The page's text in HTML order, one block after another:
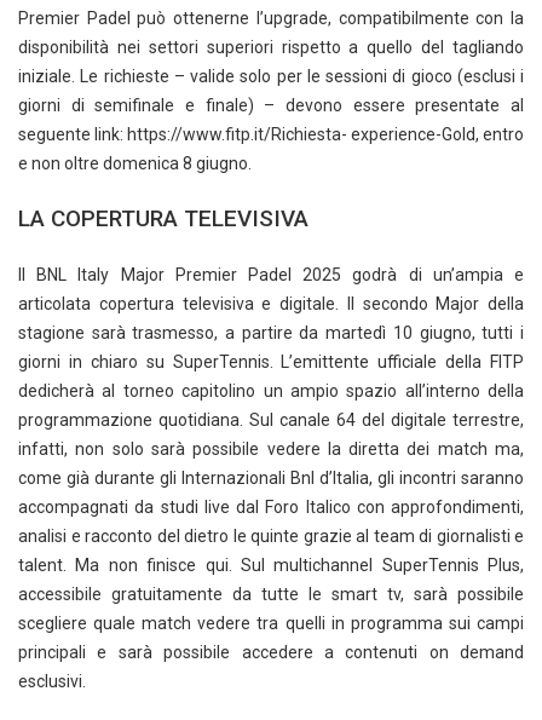
Premier Padel può ottenerne l’upgrade, compatibilmente con la
disponibilità nei settori superiori rispetto a quello del tagliando
iniziale. Le richieste – valide solo per le sessioni di gioco (esclusi i
giorni di semifinale e finale) – devono essere presentate al
seguente link: https://www.fitp.it/Richiesta- experience-Gold, entro
e non oltre domenica 8 giugno.
LA COPERTURA TELEVISIVA
Il BNL Italy Major Premier Padel 2025 godrà di un’ampia e
articolata copertura televisiva e digitale. Il secondo Major della
stagione sarà trasmesso, a partire da martedì 10 giugno, tutti i
giorni in chiaro su SuperTennis. L’emittente ufficiale della FITP
dedicherà al torneo capitolino un ampio spazio all’interno della
programmazione quotidiana. Sul canale 64 del digitale terrestre,
infatti, non solo sarà possibile vedere la diretta dei match ma,
come già durante gli Internazionali Bnl d’Italia, gli incontri saranno
accompagnati da studi live dal Foro Italico con approfondimenti,
analisi e racconto del dietro le quinte grazie al team di giornalisti e
talent. Ma non finisce qui. Sul multichannel SuperTennis Plus,
accessibile gratuitamente da tutte le smart tv, sarà possibile
scegliere quale match vedere tra quelli in programma sui campi
principali e sarà possibile accedere a contenuti on demand
esclusivi.